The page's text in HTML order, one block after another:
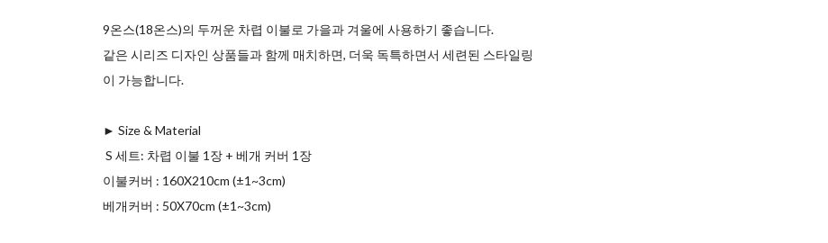
9온스(18온스)의 두꺼운 차렵 이불로 가을과 겨울에 사용하기 좋습니다.
같은 시리즈 디자인 상품들과 함께 매치하면, 더욱 독특하면서 세련된 스타일링
이 가능합니다.
► Size & Material
ㅤ S 세트: 차렵 이불 1장 + 베개 커버 1장
ㅤ이불커버 : 160X210cm (±1~3cm)
ㅤ베개커버 : 50X70cm (±1~3cm)